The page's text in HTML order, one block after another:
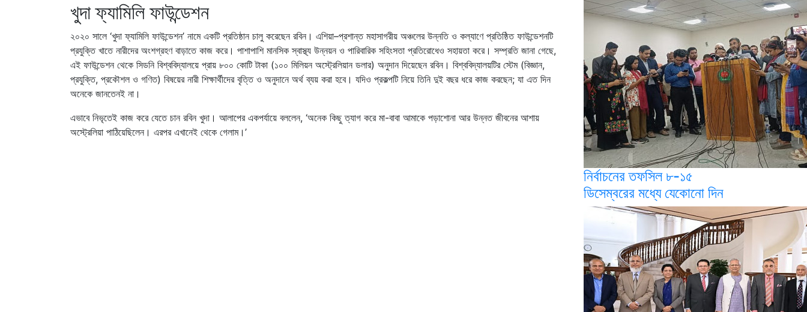
খুদা ফ্যামিলি ফাউন্ডেশন
২০২০ সালে ‘খুদা ফ্যামিলি ফাউন্ডেশন’ নামে একটি প্রতিষ্ঠান চালু করেছেন রবিন। এশিয়া–প্রশান্ত মহাসাগরীয় অঞ্চলের উন্নতি ও কল্যাণে প্রতিষ্ঠিত ফাউন্ডেশনটি
প্রযুক্তি খাতে নারীদের অংশগ্রহণ বাড়াতে কাজ করে। পাশাপাশি মানসিক স্বাস্থ্য উন্নয়ন ও পারিবারিক সহিংসতা প্রতিরোধেও সহায়তা করে। সম্প্রতি জানা গেছে,
এই ফাউন্ডেশন থেকে সিডনি বিশ্ববিদ্যালয়ে প্রায় ৮০০ কোটি টাকা (১০০ মিলিয়ন অস্ট্রেলিয়ান ডলার) অনুদান দিয়েছেন রবিন। বিশ্ববিদ্যালয়টির স্টেম (বিজ্ঞান,
প্রযুক্তি, প্রকৌশল ও গণিত) বিষয়ের নারী শিক্ষার্থীদের বৃত্তি ও অনুদানে অর্থ ব্যয় করা হবে। যদিও প্রকল্পটি নিয়ে তিনি দুই বছর ধরে কাজ করছেন; যা এত দিন
অনেকে জানতেনই না।
এভাবে নিভৃতেই কাজ করে যেতে চান রবিন খুদা। আলাপের একপর্যায়ে বললেন, ‘অনেক কিছু ত্যাগ করে মা-বাবা আমাকে পড়াশোনা আর উন্নত জীবনের আশায়
অস্ট্রেলিয়া পাঠিয়েছিলেন। এরপর এখানেই থেকে গেলাম।’
নির্বাচনের তফসিল ৮-১৫
ডিসেম্বরের মধ্যে যেকোনো দিন